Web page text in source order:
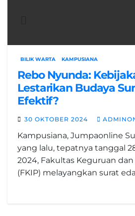
BILIK WARTA KAMPUSIANA
Rebo Nyunda:
Lestarikan Budaya
Efektif?
30 OKTOBER 2024
Kampusiana, Jumpaonline
yang lalu, tepatnya tanggal
2024, Fakultas Keguruan
(FKIP) melayangkan surat